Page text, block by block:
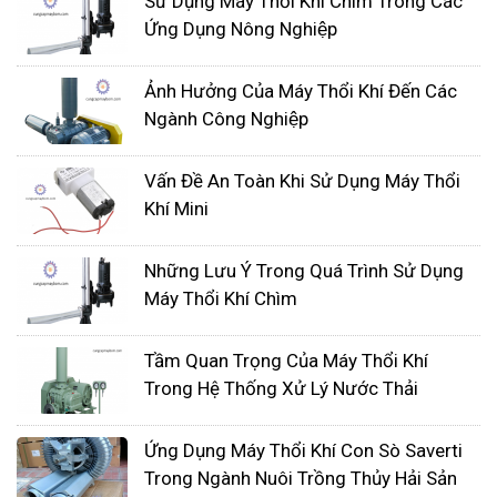
Ứng Dụng Nông Nghiệp
Ảnh Hưởng Của Máy Thổi Khí Đến Các
Ngành Công Nghiệp
Vấn Đề An Toàn Khi Sử Dụng Máy Thổi
Khí Mini
Những Lưu Ý Trong Quá Trình Sử Dụng
Máy Thổi Khí Chìm
Tầm Quan Trọng Của Máy Thổi Khí
Trong Hệ Thống Xử Lý Nước Thải
Ứng Dụng Máy Thổi Khí Con Sò Saverti
Trong Ngành Nuôi Trồng Thủy Hải Sản